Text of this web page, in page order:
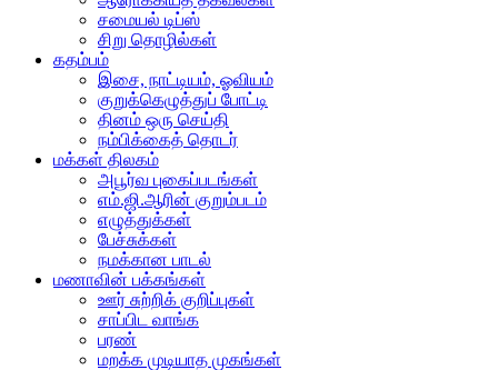
சமையல் டிப்ஸ்
சிறு தொழில்கள்
கதம்பம்
இசை, நாட்டியம், ஓவியம்
குறுக்கெழுத்துப் போட்டி
தினம் ஒரு செய்தி
நம்பிக்கைத் தொடர்
மக்கள் திலகம்
அபூர்வ புகைப்படங்கள்
எம்.ஜி.ஆரின் குறும்படம்
எழுத்துக்கள்
பேச்சுக்கள்
நமக்கான பாடல்
மணாவின் பக்கங்கள்
ஊர் சுற்றிக் குறிப்புகள்
சாப்பிட வாங்க
பரண்
மறக்க முடியாத முகங்கள்